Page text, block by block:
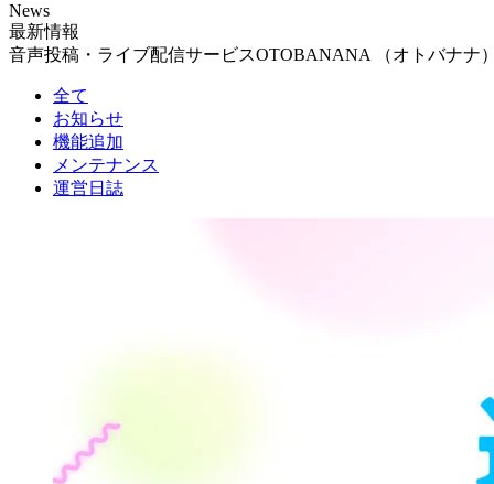
News
最新情報
音声投稿・ライブ配信サービスOTOBANANA （オトバナナ
全て
お知らせ
機能追加
メンテナンス
運営日誌